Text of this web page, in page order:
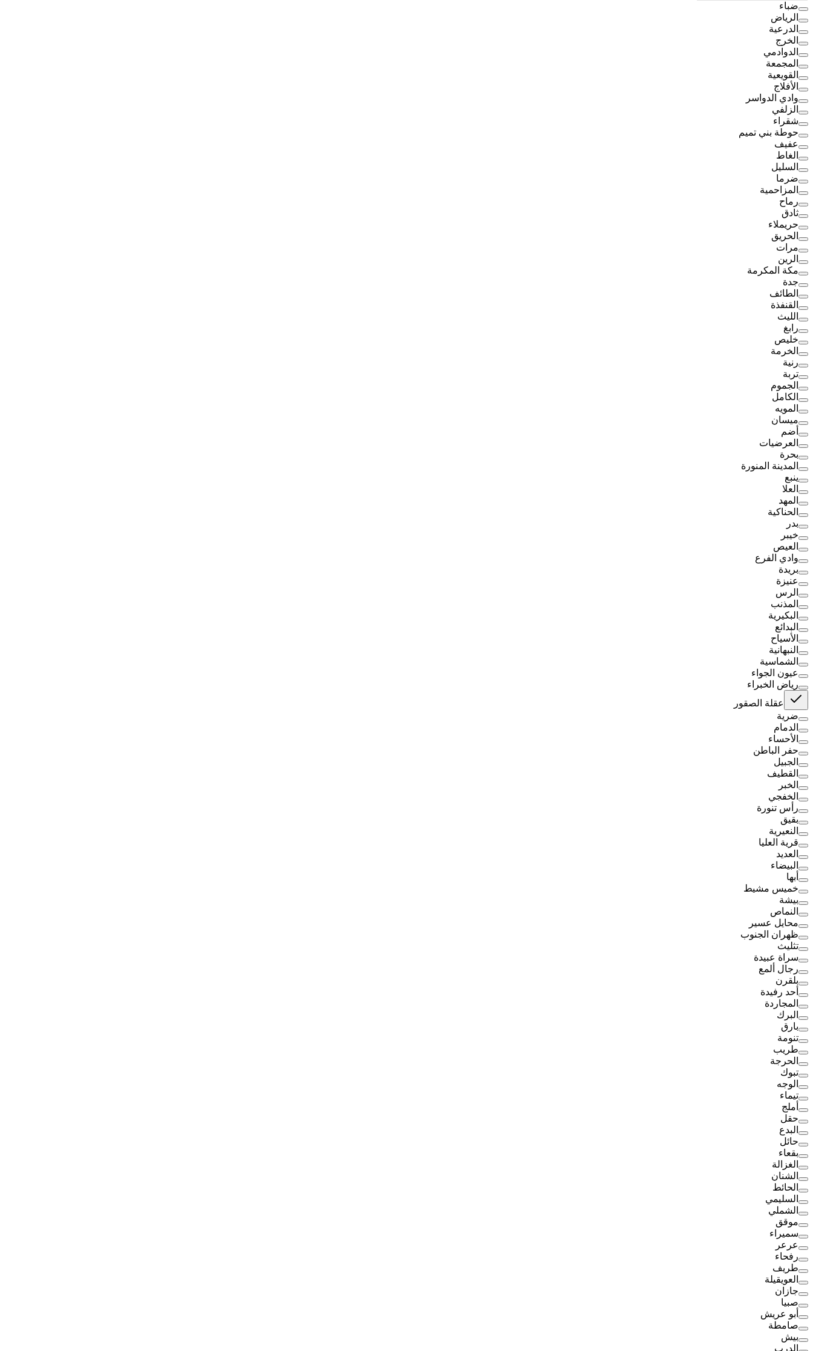
ضباء
الرياض
الدرعية
الخرج
الدوادمي
المجمعة
القويعية
الأفلاج
وادي الدواسر
الزلفي
شقراء
حوطة بني تميم
عفيف
الغاط
السليل
ضرما
المزاحمية
رماح
ثادق
حريملاء
الحريق
مرات
الرين
مكة المكرمة
جدة
الطائف
القنفذة
الليث
رابغ
خليص
الخرمة
رنية
تربة
الجموم
الكامل
المويه
ميسان
أضم
العرضيات
بحرة
المدينة المنورة
ينبع
العلا
المهد
الحناكية
بدر
خيبر
العيص
وادي الفرع
بريدة
عنيزة
الرس
المذنب
البكيرية
البدائع
الأسياح
النبهانية
الشماسية
عيون الجواء
رياض الخبراء
عقلة الصقور
ضرية
الدمام
الأحساء
حفر الباطن
الجبيل
القطيف
الخبر
الخفجي
رأس تنورة
بقيق
النعيرية
قرية العليا
العديد
البيضاء
أبها
خميس مشيط
بيشة
النماص
محايل عسير
ظهران الجنوب
تثليث
سراة عبيدة
رجال ألمع
بلقرن
أحد رفيدة
المجاردة
البرك
بارق
تنومة
طريب
الحرجة
تبوك
الوجه
تيماء
أملج
حقل
البدع
حائل
بقعاء
الغزالة
الشنان
الحائط
السليمي
الشملي
موقق
سميراء
عرعر
رفحاء
طريف
العويقيلة
جازان
صبيا
أبو عريش
صامطة
بيش
الدرب